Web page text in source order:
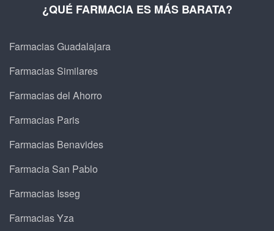
¿QUÉ FARMACIA ES MÁS BARATA?
Farmacias Guadalajara
Farmacias Similares
Farmacias del Ahorro
Farmacias Paris
Farmacias Benavides
Farmacia San Pablo
Farmacias Isseg
Farmacias Yza